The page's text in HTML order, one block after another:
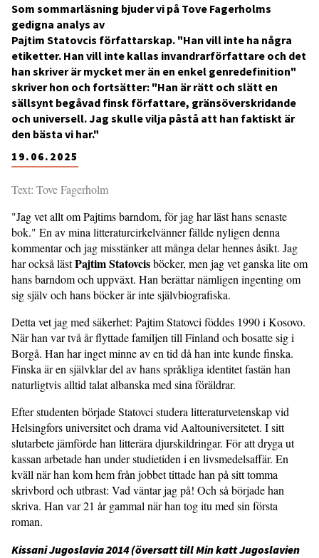
19.06.2025
Som sommarläsning bjuder vi på Tove Fagerholms
gedigna analys av
Pajtim Statovcis författarskap. "Han vill inte ha några
etiketter. Han vill inte kallas invandrarförfattare och det
han skriver är mycket mer än en enkel genredefinition"
skriver hon och fortsätter: "Han är rätt och slätt en
sällsynt begåvad finsk författare, gränsöverskridande
och universell. Jag skulle vilja påstå att han faktiskt är
den bästa vi har."
Text: Tove Fagerholm
"Jag vet allt om Pajtims barndom, för jag har läst hans senaste
bok." En av mina litteraturcirkelvänner fällde nyligen denna
kommentar och jag misstänker att många delar hennes åsikt. Jag
har också lästPajtim Statovcisböcker, men jag vet ganska lite om
hans barndom och uppväxt. Han berättar nämligen ingenting om
sig själv och hans böcker är inte självbiografiska.
Detta vet jag med säkerhet: Pajtim Statovci föddes 1990 i Kosovo.
När han var två år flyttade familjen till Finland och bosatte sig i
Borgå. Han har inget minne av en tid då han inte kunde finska.
Finska är en självklar del av hans språkliga identitet fastän han
naturligtvis alltid talat albanska med sina föräldrar.
Efter studenten började Statovci studera litteraturvetenskap vid
Helsingfors universitet och drama vid Aaltouniversitetet. I sitt
slutarbete jämförde han litterära djurskildringar. För att dryga ut
kassan arbetade han under studietiden i en livsmedelsaffär. En
kväll när han kom hem från jobbet tittade han på sitt tomma
skrivbord och utbrast: Vad väntar jag på! Och så började han
skriva. Han var 21 år gammal när han tog itu med sin första
roman.
Kissani Jugoslavia 2014 (översatt till Min katt Jugoslavien